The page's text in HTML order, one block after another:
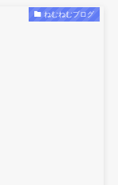
ねむねむブログ